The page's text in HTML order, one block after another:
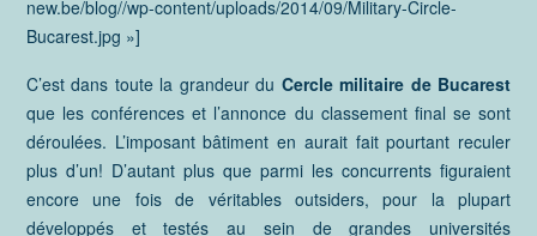
new.be/blog//wp-content/uploads/2014/09/Military-Circle-
Bucarest.jpg »]
C’est dans toute la grandeur du Cercle militaire de Bucarest
que les conférences et l’annonce du classement final se sont
déroulées. L’imposant bâtiment en aurait fait pourtant reculer
plus d’un! D’autant plus que parmi les concurrents figuraient
encore une fois de véritables outsiders, pour la plupart
développés et testés au sein de grandes universités